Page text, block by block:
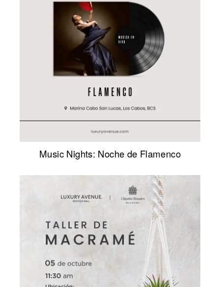
Music Nights: Noche de Flamenco